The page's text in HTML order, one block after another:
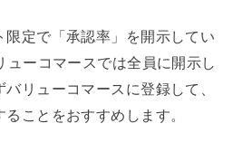
定で「承認率」を開示してい
ューコマースでは全員に開示し
リューコマースに登録して、
ことをおすすめします。